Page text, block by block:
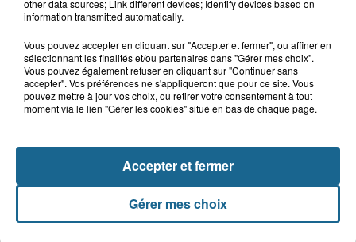
Saint-Omer : un enfant gravement brûlé
après l'explosion d'un jouet...
Lucas s'en est allé brutalement...
Disparition inquiétante à Cappelle-
la-Grande : Michael, 41 ans...
other data sources; Link different devices; Identify devices based on
information transmitted automatically.
Vous pouvez accepter en cliquant sur "Accepter et fermer", ou affiner en
sélectionnant les finalités et/ou partenaires dans "Gérer mes choix".
Vous pouvez également refuser en cliquant sur "Continuer sans
accepter". Vos préférences ne s'appliqueront que pour ce site. Vous
pouvez mettre à jour vos choix, ou retirer votre consentement à tout
moment via le lien "Gérer les cookies" situé en bas de chaque page.
Gérer mes choix
Accepter et fermer